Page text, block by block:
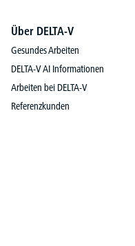
Über DELTA-V
Gesundes Arbeiten
DELTA-V AI Informationen
Arbeiten bei DELTA-V
Referenzkunden